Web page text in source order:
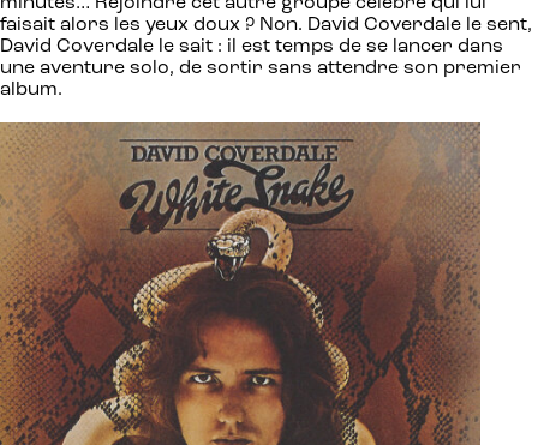
faisait alors les yeux doux ? Non. David Coverdale le sent,
David Coverdale le sait : il est temps de se lancer dans
une aventure solo, de sortir sans attendre son premier
album.